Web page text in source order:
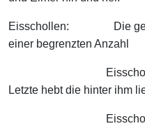
Eisschollen: Die
einer begrenzten Anzahl
Eisschollen
Letzte hebt die hinter ihm
Eisscholle auf